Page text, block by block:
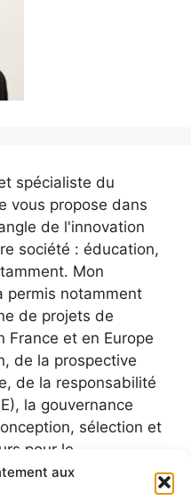
aux
spécialiste du
vous propose dans
de l'innovation
société : éducation,
Mon
permis notamment
de projets de
France et en Europe
de la prospective
de la responsabilité
la gouvernance
sélection et
pour le